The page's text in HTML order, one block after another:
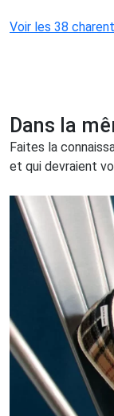
Voir les 38
Dans la
Faites la
et qui devraient